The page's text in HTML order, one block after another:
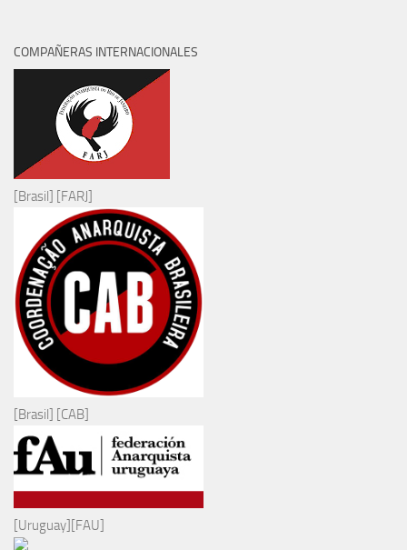
COMPAÑERAS INTERNACIONALES
[Brasil] [FARJ]
[Brasil] [CAB]
[Uruguay][FAU]